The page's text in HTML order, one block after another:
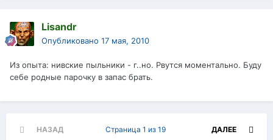
Lisandr
Опубликовано 17 мая, 2010
Из опыта: нивские пыльники - г..но. Рвутся моментально. Буду
себе родные парочку в запас брать.
НАЗАД ДАЛЕЕ
Страница 1 из 19